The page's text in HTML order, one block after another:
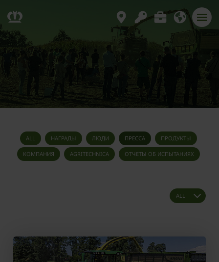
ALL НАГРАДЫ ЛЮДИ ПРЕССА ПРОДУКТЫ
КОМПАНИЯ AGRITECHNICA ОТЧЕТЫ ОБ ИСПЫТАНИЯХ